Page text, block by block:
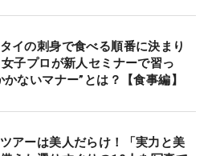
イの刺身で食べる順番に決まり
子プロが新人セミナーで習っ
かないマナー”とは？【食事編】
アーは美人だらけ！「実力と美